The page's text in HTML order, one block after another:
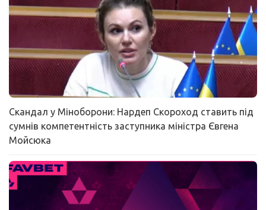
Скандал у Міноборони: Нардеп Скороход ставить під
сумнів компетентність заступника міністра Євгена
Мойсюка